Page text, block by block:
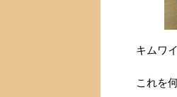
キムワ
これを